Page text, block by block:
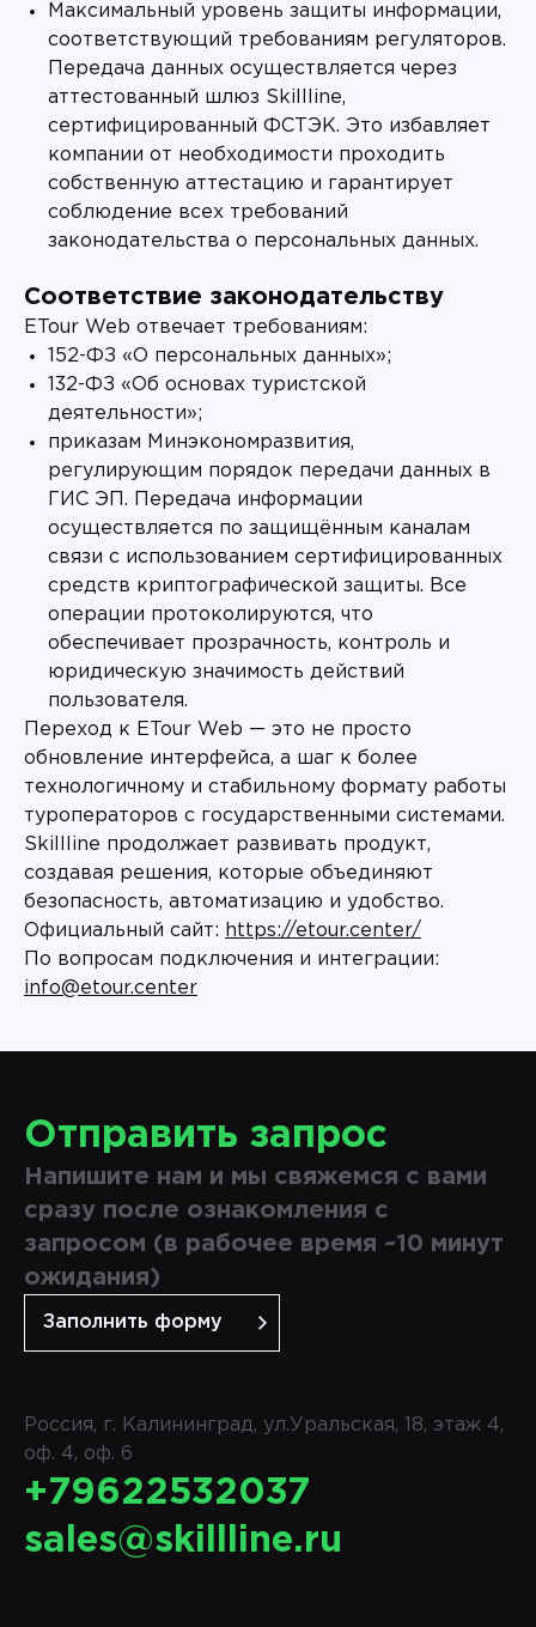
Максимальный уровень защиты информации,
соответствующий требованиям регуляторов.
Передача данных осуществляется через
аттестованный шлюз Skillline,
сертифицированный ФСТЭК. Это избавляет
компании от необходимости проходить
собственную аттестацию и гарантирует
соблюдение всех требований
законодательства о персональных данных.
Соответствие законодательству
ETour Web отвечает требованиям:
152-ФЗ «О персональных данных»;
132-ФЗ «Об основах туристской
деятельности»;
приказам Минэкономразвития,
регулирующим порядок передачи данных в
ГИС ЭП. Передача информации
осуществляется по защищённым каналам
связи с использованием сертифицированных
средств криптографической защиты. Все
операции протоколируются, что
обеспечивает прозрачность, контроль и
юридическую значимость действий
пользователя.
Переход к ETour Web — это не просто
обновление интерфейса, а шаг к более
технологичному и стабильному формату работы
туроператоров с государственными системами.
Skillline продолжает развивать продукт,
создавая решения, которые объединяют
безопасность, автоматизацию и удобство.
Официальный сайт: https://etour.center/
По вопросам подключения и интеграции:
info@etour.center
Отправить запрос
Напишите нам и мы свяжемся с вами
сразу после ознакомления с
запросом (в рабочее время ~10 минут
ожидания)
Заполнить форму
Россия, г. Калининград, ул.Уральская, 18, этаж 4,
оф. 4, оф. 6
+79622532037
sales@skillline.ru